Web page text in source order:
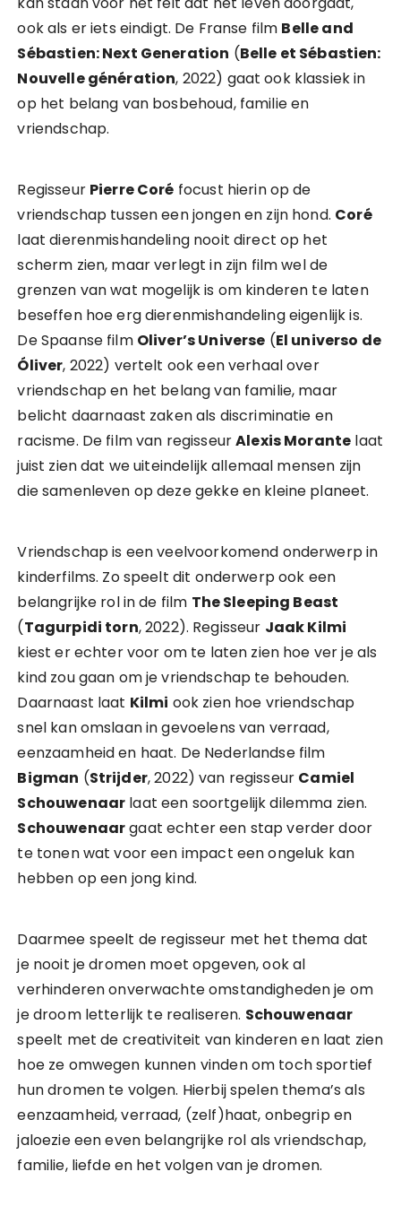
ook als er iets eindigt. De Franse film Belle and
Sébastien: Next Generation (Belle et Sébastien:
Nouvelle génération, 2022) gaat ook klassiek in
op het belang van bosbehoud, familie en
vriendschap.
Regisseur Pierre Coré focust hierin op de
vriendschap tussen een jongen en zijn hond. Coré
laat dierenmishandeling nooit direct op het
scherm zien, maar verlegt in zijn film wel de
grenzen van wat mogelijk is om kinderen te laten
beseffen hoe erg dierenmishandeling eigenlijk is.
De Spaanse film Oliver’s Universe (El universo de
Óliver, 2022) vertelt ook een verhaal over
vriendschap en het belang van familie, maar
belicht daarnaast zaken als discriminatie en
racisme. De film van regisseurAlexis Morante laat
juist zien dat we uiteindelijk allemaal mensen zijn
die samenleven op deze gekke en kleine planeet.
Vriendschap is een veelvoorkomend onderwerp in
kinderfilms. Zo speelt dit onderwerp ook een
belangrijke rol in de film The Sleeping Beast
(Tagurpidi torn, 2022). Regisseur Jaak Kilmi
kiest er echter voor om te laten zien hoe ver je als
kind zou gaan om je vriendschap te behouden.
Daarnaast laat Kilmi ook zien hoe vriendschap
snel kan omslaan in gevoelens van verraad,
eenzaamheid en haat. De Nederlandse film
Bigman (Strijder, 2022) van regisseur Camiel
Schouwenaar laat een soortgelijk dilemma zien.
Schouwenaargaat echter een stap verder door
te tonen wat voor een impact een ongeluk kan
hebben op een jong kind.
Daarmee speelt de regisseur met het thema dat
je nooit je dromen moet opgeven, ook al
verhinderen onverwachte omstandigheden je om
je droom letterlijk te realiseren. Schouwenaar
speelt met de creativiteit van kinderen en laat zien
hoe ze omwegen kunnen vinden om toch sportief
hun dromen te volgen. Hierbij spelen thema’s als
eenzaamheid, verraad, (zelf)haat, onbegrip en
jaloezie een even belangrijke rol als vriendschap,
familie, liefde en het volgen van je dromen.